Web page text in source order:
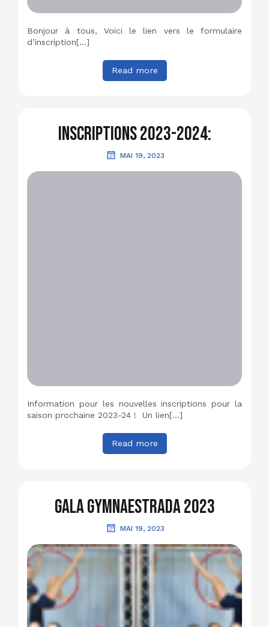
Bonjour à tous, Voici le lien vers le formulaire
d’inscription[…]
Read more
Inscriptions 2023-2024:
MAI 19, 2023
Information pour les nouvelles inscriptions pour la
saison prochaine 2023-24 ! Un lien[…]
Read more
Gala Gymnaestrada 2023
MAI 19, 2023